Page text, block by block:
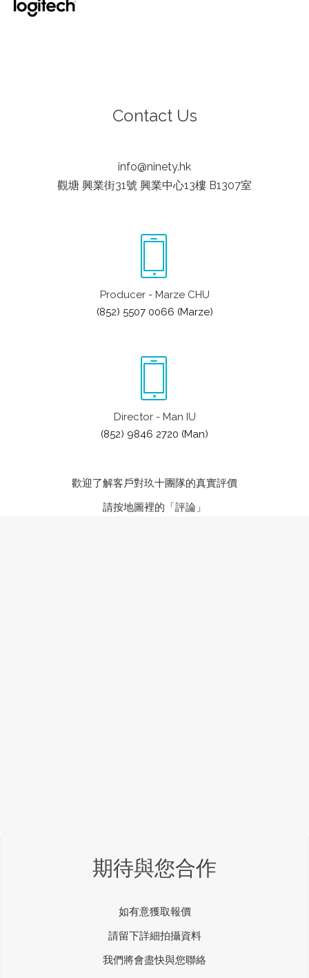
Contact Us
info@ninety.hk
觀塘 興業街31號 興業中心13樓 B1307室
Producer - Marze CHU
(852) 5507 0066 (Marze)
Director - Man IU
(852) 9846 2720 (Man)
歡迎了解客戶對玖十團隊的真實評價
請按地圖裡的「評論」
期待與您合作
如有意獲取報價
請留下詳細拍攝資料
我們將會盡快與您聯絡